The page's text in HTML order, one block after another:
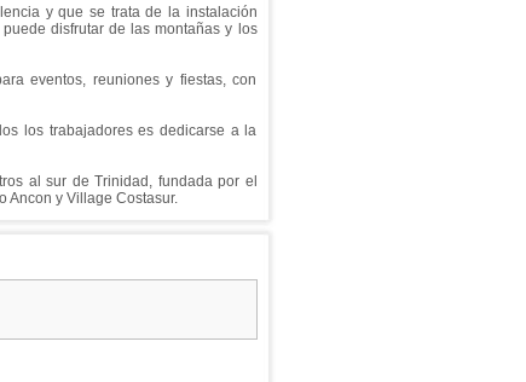
y que se trata de la instalación
disfrutar de las montañas y los
eventos, reuniones y fiestas, con
los trabajadores es dedicarse a la
al sur de Trinidad, fundada por el
Ancon y Village Costasur.